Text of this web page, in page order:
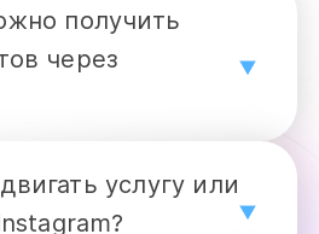
настройка
результатов.
получить
через
Органический
услугу или